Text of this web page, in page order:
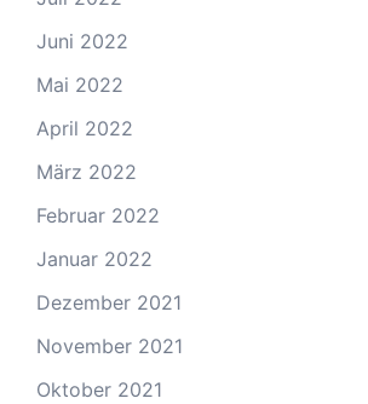
Juni 2022
Mai 2022
April 2022
März 2022
Februar 2022
Januar 2022
Dezember 2021
November 2021
Oktober 2021